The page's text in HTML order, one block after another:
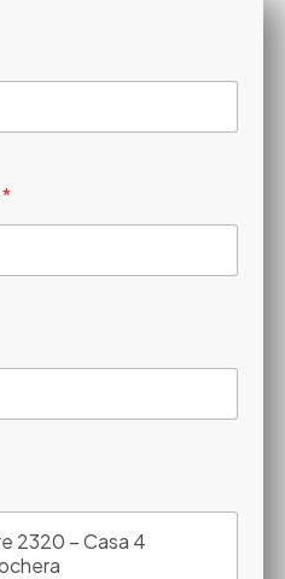
*